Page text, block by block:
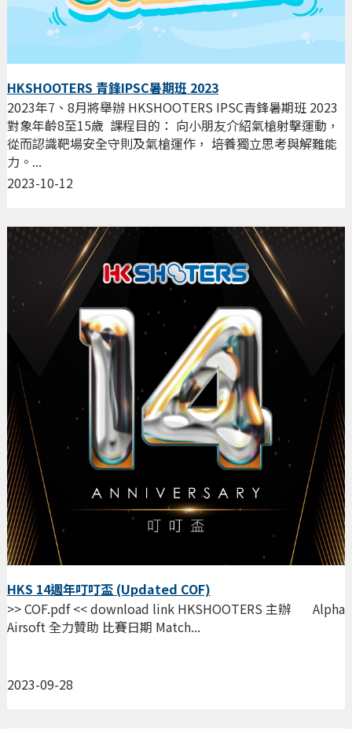
HKSHOOTERS 青鋒IPSC暑期班 2023
2023-10-12
2023年7、8月將舉辦 HKSHOOTERS IPSC青鋒暑期班 2023
對象年齡8至15歲 課程目的： 向小朋友介紹氣槍射擊運動，
從而認識靶場安全守則及氣槍運作， 培養獨立思考與解難能
力。...
HKS 14週年叮叮盃 (Updated COF)
2023-09-28
>> COF.pdf << download link HKSHOOTERS 主辦 Alpha
Airsoft 全力贊助 比賽日期 Match...